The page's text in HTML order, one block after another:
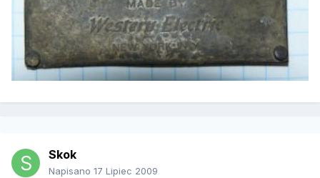
Skok
Napisano 17 Lipiec 2009